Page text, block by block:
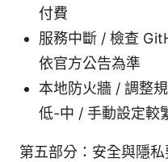
付費
服務中斷 / 檢查
依官方公告為準
本地防火牆 / 調整
低-中 / 手動設定較
第五部分：安全與隱